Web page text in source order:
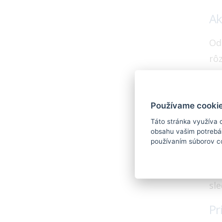
Používame
Táto stránka využíva
obsahu vašim
používaním súborov